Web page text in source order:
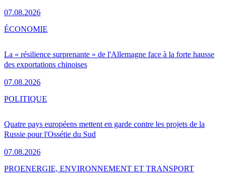
07.08.2026
La « résilience surprenante » de l'Allemagne face à la forte hausse
des exportations chinoises
07.08.2026
ÉCONOMIE
Quatre pays européens mettent en garde contre les projets de la
Russie pour l'Ossétie du Sud
07.08.2026
POLITIQUE
PROENERGIE, ENVIRONNEMENT ET TRANSPORT